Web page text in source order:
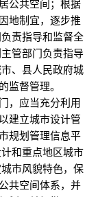
公共空间；根据
地制宜，逐步推
指导和监督全
管部门负责指导
、县人民政府城
的监督管理。
，应当充分利用
建立城市设计管
规划管理信息平
重点地区城市
风貌特色，保
共空间体系，并